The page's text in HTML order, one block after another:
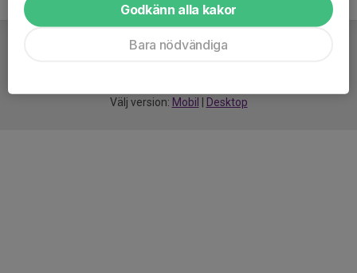
Välj version: Mobil Desktop
Godkänn alla kakor
Bara nödvändiga